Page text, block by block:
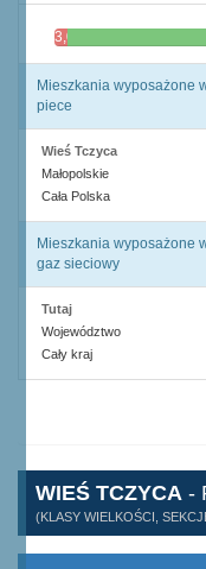
3,0%
Mieszkania wyposażone
piece
Wieś Tczyca
Małopolskie
Cała Polska
Mieszkania wyposażone
gaz sieciowy
Tutaj
Województwo
Cały kraj
WIEŚ TCZYCA -
(KLASY WIELKOŚCI,